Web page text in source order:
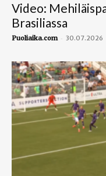
Video:
Brasiliassa
Puoliaika.com - 30.07.2026